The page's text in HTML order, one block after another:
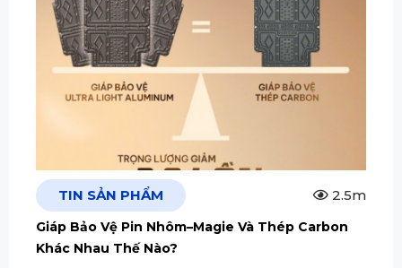
TIN SẢN PHẨM 2.5m
Giáp Bảo Vệ Pin Nhôm–Magie Và Thép Carbon
Khác Nhau Thế Nào?